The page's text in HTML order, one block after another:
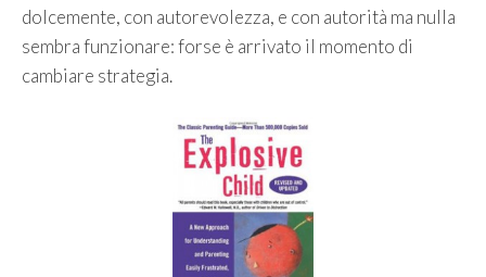
dolcemente, con autorevolezza, e con autorità ma nulla
sembra funzionare: forse è arrivato il momento di
cambiare strategia.